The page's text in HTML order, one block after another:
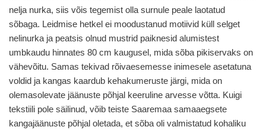
nelja nurka, siis võis tegemist olla surnule peale laotatud
sõbaga. Leidmise hetkel ei moodustanud motiivid küll selget
nelinurka ja peatsis olnud mustrid paiknesid alumistest
umbkaudu hinnates 80 cm kaugusel, mida sõba pikiservaks on
vähevõitu. Samas tekivad rõivaesemesse inimesele asetatuna
voldid ja kangas kaardub kehakumeruste järgi, mida on
olemasolevate jäänuste põhjal keeruline arvesse võtta. Kuigi
tekstiili pole säilinud, võib teiste Saaremaa samaaegsete
kangajäänuste põhjal oletada, et sõba oli valmistatud kohaliku